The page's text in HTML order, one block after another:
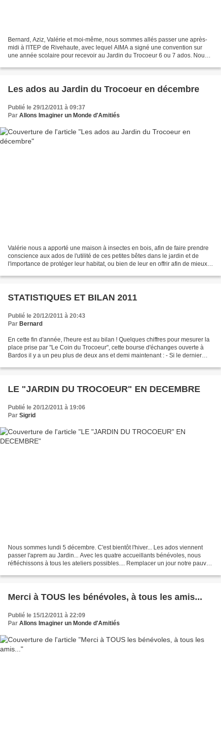
Bernard, Aziz, Valérie et moi-même, nous sommes allés passer une après-
midi à l'ITEP de Rivehaute, avec lequel AIMA a signé une convention sur
une année scolaire pour recevoir au Jardin du Trocoeur 6 ou 7 ados. Nous
Les ados au Jardin du Trocoeur en décembre
Publié le 29/12/2011 à 09:37
Par Allons Imaginer un Monde d'Amitiés
Valérie nous a apporté une maison à insectes en bois, afin de faire prendre
conscience aux ados de l'utilité de ces petites bêtes dans le jardin et de
l'importance de protéger leur habitat, ou bien de leur en offrir afin de mieux
STATISTIQUES ET BILAN 2011
Publié le 20/12/2011 à 20:43
Par Bernard
En cette fin d'année, l'heure est au bilan ! Quelques chiffres pour mesurer la
place prise par "Le Coin du Trocoeur", cette bourse d'échanges ouverte à
Bardos il y a un peu plus de deux ans et demi maintenant : - Si le dernier
LE "JARDIN DU TROCOEUR" EN DECEMBRE
Publié le 20/12/2011 à 19:06
Par Sigrid
Nous sommes lundi 5 décembre. C'est bientôt l'hiver... Les ados viennent
passer l'aprem au Jardin... Avec les quatre accueillants bénévoles, nous
réfléchissons à tous les ateliers possibles.... Remplacer un jour notre pauvre
Merci à TOUS les bénévoles, à tous les amis...
Publié le 15/12/2011 à 22:09
Par Allons Imaginer un Monde d'Amitiés